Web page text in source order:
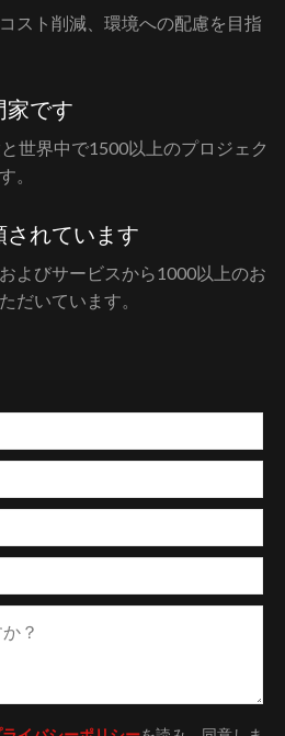
スト削減、環境への配慮を目指
家です
世界中で1500以上のプロジェク
。
れています
よびサービスから1000以上のお
だいています。